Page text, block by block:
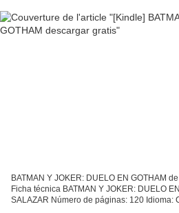
BATMAN Y JOKER: DUELO EN GOTHAM
Ficha técnica BATMAN Y JOKER: DUELO
SALAZAR Número de páginas: 120 Idioma: